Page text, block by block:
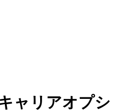
ャリアオプシ